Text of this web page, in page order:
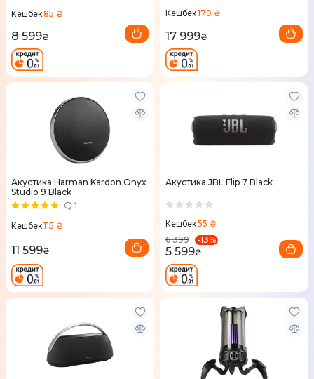
Кешбек85 ₴
8 599₴
Кешбек179 ₴
17 999₴
Акустика Harman Kardon Onyx
Studio 9 Black
1
Кешбек115 ₴
11 599₴
Акустика JBL Flip 7 Black
Кешбек55 ₴
6 399
-13%
5 599₴